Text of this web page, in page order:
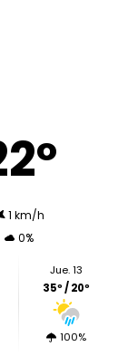
1 km/h
0%
Jue. 13
35º / 20º
100%